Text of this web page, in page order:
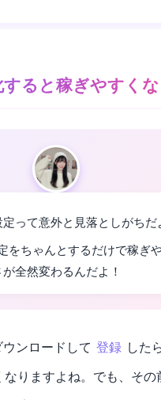
ると稼ぎやすく
定って意外と見落としがちだ
をちゃんとするだけで稼ぎ
が全然変わるんだよ！
ウンロードして 登録 した
なりますよね。でも、その